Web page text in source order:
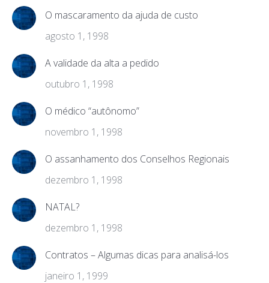
O mascaramento da ajuda de custo
agosto 1, 1998
A validade da alta a pedido
outubro 1, 1998
O médico “autônomo”
novembro 1, 1998
O assanhamento dos Conselhos Regionais
dezembro 1, 1998
NATAL?
dezembro 1, 1998
Contratos – Algumas dicas para analisá-los
janeiro 1, 1999